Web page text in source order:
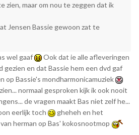
zien, maar om nou te zeggen dat ik
Jensen Bassie gewoon zat te
wel gaaf
Ook dat ie alle afleveringen
gezien en dat Bassie hem een dvd gaf
op Bassie's mondharmonicamuziek
normaal gesproken kijk ik ook nooit
de vragen maakt Bas niet zelf he...
eerlijk toch
gheheh en het
herman op Bas' kokosnootmop